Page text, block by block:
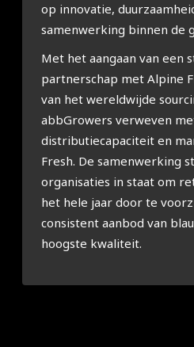
op innovatie,
samenwerking binnen de
Met het aangaan van een
partnerschap met Alpine
van het wereldwijde
abbGrowers verweven
distributiecapaciteit en
Fresh. De samenwerking
organisaties in staat om
het hele jaar door te
consistent aanbod van
hoogste kwaliteit.